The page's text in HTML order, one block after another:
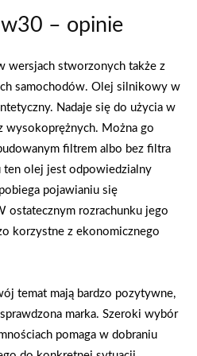
– opinie
wersjach stworzonych także z
samochodów. Olej silnikowy w
Nadaje się do użycia w
wysokoprężnych. Można go
filtrem albo bez filtra
ten olej jest odpowiedzialny
pojawianiu się
ostatecznym rozrachunku jego
korzystne z ekonomicznego
temat mają bardzo pozytywne,
marka. Szeroki wybór
pomaga w dobraniu